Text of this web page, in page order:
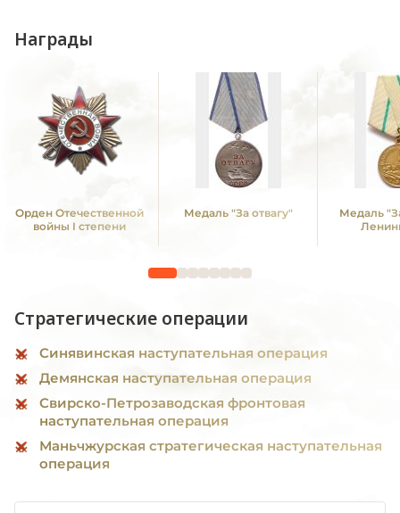
Награды
Орден Отечественной
войны I степени
Медаль "За отвагу"
Медаль
Стратегические операции
Синявинская наступательная операция
Демянская наступательная операция
Свирско-Петрозаводская фронтовая
наступательная операция
Маньчжурская стратегическая наступательная
операция